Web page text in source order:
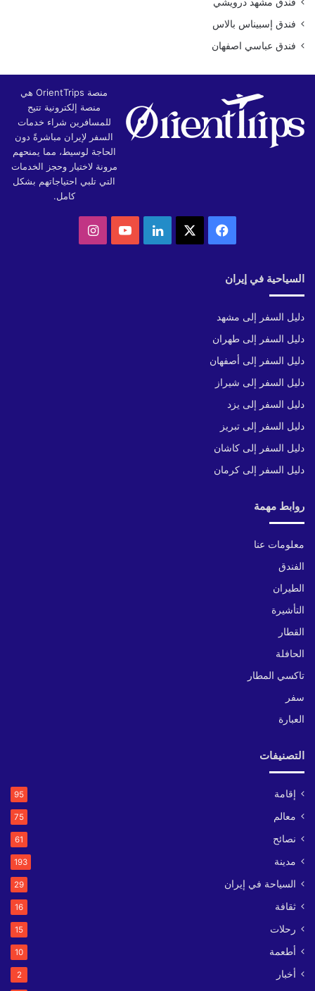
فندق مشهد درويشي
فندق إسبيناس بالاس
فندق عباسي اصفهان
منصة OrientTrips هي
منصة إلكترونية تتيح
للمسافرين شراء خدمات
السفر لإيران مباشرةً دون
الحاجة لوسيط، مما يمنحهم
مرونة لاختيار وحجز الخدمات
التي تلبي احتياجاتهم بشكل
كامل.
فيسبوك لينكدإن‫YouTubeانستقرام
السياحية في إيران
دليل السفر إلى مشهد
دليل السفر إلى طهران
دليل السفر إلى أصفهان
دليل السفر إلى شيراز
دليل السفر إلى يزد
دليل السفر إلى تبريز
دليل السفر إلى كاشان
دليل السفر إلى كرمان
روابط مهمة
معلومات عنا
الفندق
الطيران
التأشيرة
القطار
الحافلة
تاكسي المطار
سفر
العبارة
التصنيفات
إقامة 95
معالم 75
نصائح 61
مدينة 193
السياحة في إيران 29
ثقافة 16
رحلات 15
أطعمة 10
أخبار 2